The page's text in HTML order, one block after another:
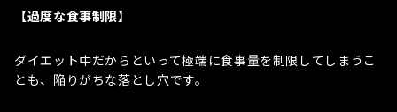
【過度な食事制限】
ダイエット中だからといって極端に食事量を制限してしまうこ
とも、陥りがちな落とし穴です。